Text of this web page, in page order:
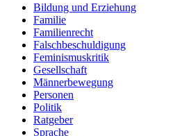
Bildung und Erziehung
Familie
Familienrecht
Falschbeschuldigung
Feminismuskritik
Gesellschaft
Männerbewegung
Personen
Politik
Ratgeber
Sprache